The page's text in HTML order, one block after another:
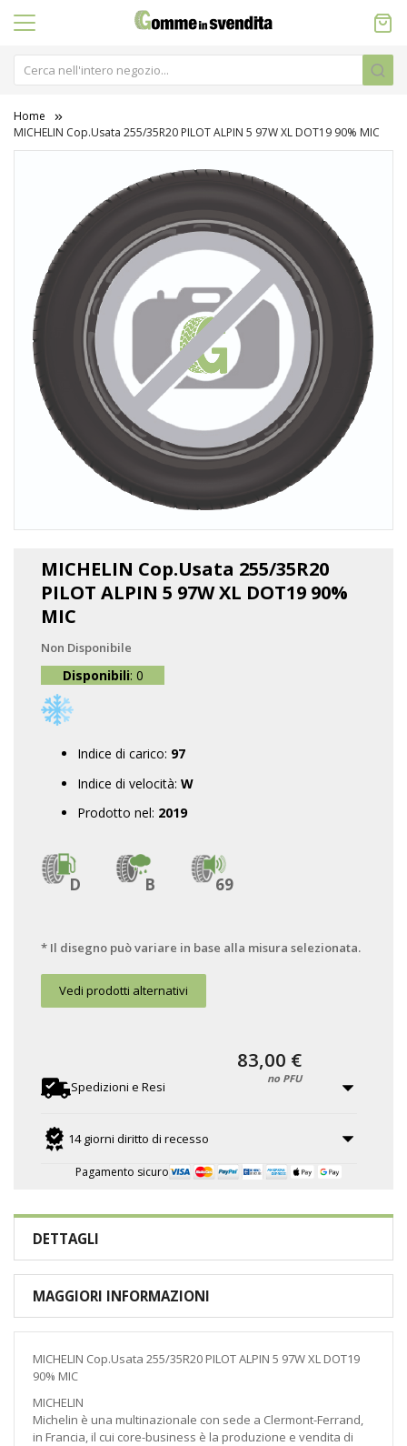
Home
MICHELIN Cop.Usata 255/35R20 PILOT ALPIN 5 97W XL DOT19 90% MIC
MICHELIN Cop.Usata 255/35R20
PILOT ALPIN 5 97W XL DOT19 90%
MIC
Non Disponibile
Disponibili: 0
Indice di carico: 97
Indice di velocità: W
Prodotto nel: 2019
D B 69
* Il disegno può variare in base alla misura selezionata.
Vedi prodotti alternativi
Spedizioni e Resi
14 giorni diritto di recesso
Pagamento sicuro
83,00 €
no PFU
immagini
galleria
immagini
DETTAGLI
MAGGIORI INFORMAZIONI
MICHELIN Cop.Usata 255/35R20 PILOT ALPIN 5 97W XL DOT19
90% MIC
MICHELIN
Michelin è una multinazionale con sede a Clermont-Ferrand,
in Francia, il cui core-business è la produzione e vendita di